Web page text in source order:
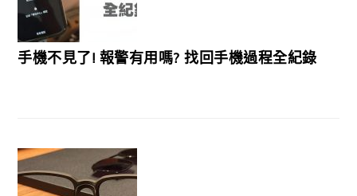
手機不見了! 報警有用嗎? 找回手機過程全紀錄